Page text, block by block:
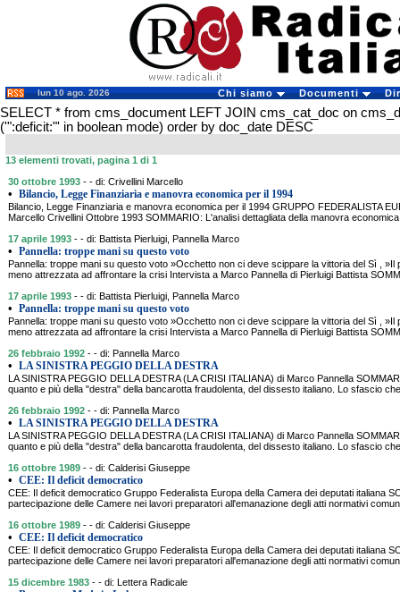
lun 10 ago. 2026 Chi siamo Documenti
SELECT * from cms_document LEFT JOIN cms_cat_doc on
('":deficit:"' in boolean mode) order by doc_date DESC
13 elementi trovati, pagina 1 di 1
30 ottobre 1993 - - di: Crivellini Marcello
• Bilancio, Legge Finanziaria e manovra economica per il 1994
Bilancio, Legge Finanziaria e manovra economica per il 1994 GRUPPO FEDERALISTA
Marcello Crivellini Ottobre 1993 SOMMARIO: L'analisi dettagliata della manovra
17 aprile 1993 - - di: Battista Pierluigi, Pannella Marco
• Pannella: troppe mani su questo voto
Pannella: troppe mani su questo voto »Occhetto non ci deve scippare la vittoria del Sì , »Il
meno attrezzata ad affrontare la crisi Intervista a Marco Pannella di Pierluigi Battista
17 aprile 1993 - - di: Battista Pierluigi, Pannella Marco
• Pannella: troppe mani su questo voto
Pannella: troppe mani su questo voto »Occhetto non ci deve scippare la vittoria del Sì , »Il
meno attrezzata ad affrontare la crisi Intervista a Marco Pannella di Pierluigi Battista
26 febbraio 1992 - - di: Pannella Marco
• LA SINISTRA PEGGIO DELLA DESTRA
LA SINISTRA PEGGIO DELLA DESTRA (LA CRISI ITALIANA) di Marco Pannella
quanto e più della "destra" della bancarotta fraudolenta, del dissesto italiano. Lo sfascio
26 febbraio 1992 - - di: Pannella Marco
• LA SINISTRA PEGGIO DELLA DESTRA
LA SINISTRA PEGGIO DELLA DESTRA (LA CRISI ITALIANA) di Marco Pannella
quanto e più della "destra" della bancarotta fraudolenta, del dissesto italiano. Lo sfascio
16 ottobre 1989 - - di: Calderisi Giuseppe
• CEE: Il deficit democratico
CEE: Il deficit democratico Gruppo Federalista Europa della Camera dei deputati italiana
partecipazione delle Camere nei lavori preparatori all'emanazione degli atti normativi
16 ottobre 1989 - - di: Calderisi Giuseppe
• CEE: Il deficit democratico
CEE: Il deficit democratico Gruppo Federalista Europa della Camera dei deputati italiana
partecipazione delle Camere nei lavori preparatori all'emanazione degli atti normativi
15 dicembre 1983 - - di: Lettera Radicale